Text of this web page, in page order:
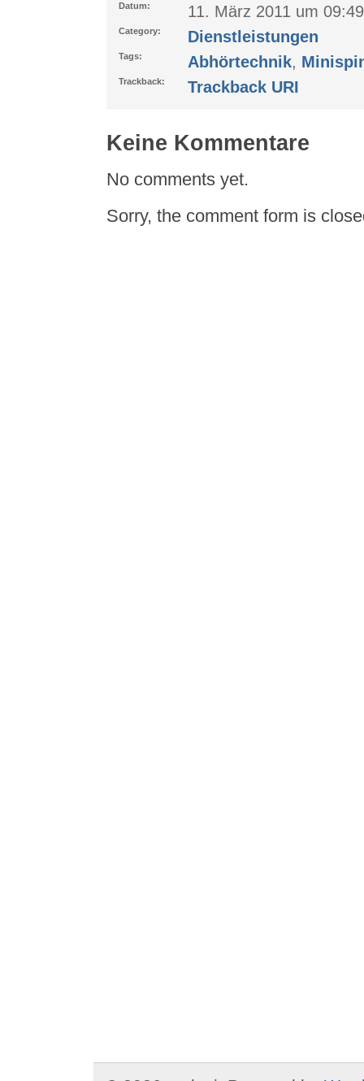
Datum: 11. März 2011 um 09:49
Category: Dienstleistungen
Tags: Abhörtechnik,
Trackback: Trackback URI
Keine Kommentare
No comments yet.
Sorry, the comment form is